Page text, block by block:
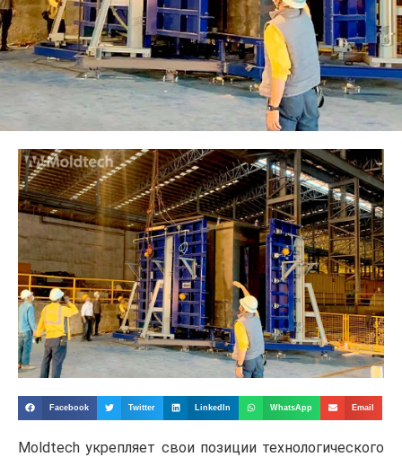
Facebook Twitter LinkedIn WhatsApp Email
Moldtech укрепляет свои позиции технологического